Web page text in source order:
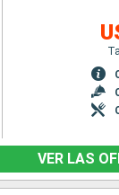
VER LAS